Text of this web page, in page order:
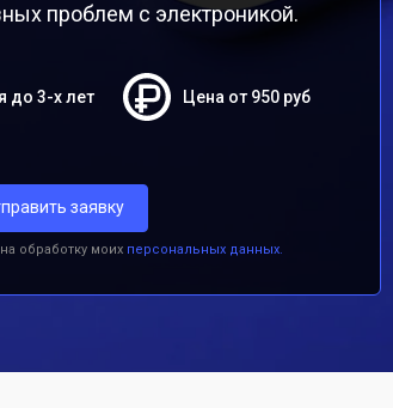
проблем с электроникой.
до 3-х лет Цена от 950 руб
заявку
обработку моих персональных данных.